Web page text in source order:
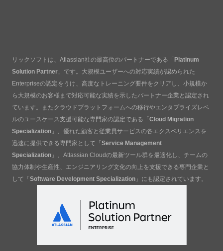
リックソフトは、Atlassian社の最高位のパートナーである「Platinum
Solution Partner 」です。大規模ユーザーへの対応実績が認められた
Enterpriseの認定をうけ、高度なトレーニング要件をクリアし、小規模か
ら大規模のお客様まで対応可能な実績を示したパートナー企業と認定され
ています。またクラウドプラットフォームへの移行やエンタプライズレベ
ルのユースケース支援可能な専門家の認定である「Cloud Migration
Specialization 」、優れた顧客と従業員サービスの各エクスペリエンスを
迅速に提供できる専門家として「Service Management
Specialization 」、Atlassian Cloudの最新ツール群を最適化し、チームの
協力体制や生産性、エンジニアリング文化の向上を支援できる専門企業と
して「Software Development Specialization 」にも認定されています。